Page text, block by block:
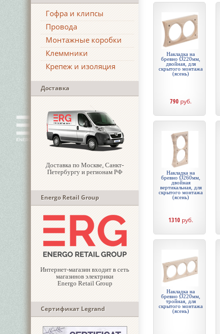
Гофра и клипсы
Провода
Монтажные коробки
Клеммники
Крепеж и изоляция
Доставка
Доставка по Москве, Санкт-
Петербургу и регионам РФ
Energo Retail Group
Интернет-магазин входит в сеть
магазинов электрики
Energo Retail Group
Сертификат Legrand
Накладка на
бревно Ø220мм,
двойная, для
скрытого монтажа
(ясень)
790 руб.
Накладка на
бревно Ø260мм,
двойная
вертикальная, для
скрытого монтажа
(ясень)
1310 руб.
Накладка на
бревно Ø220мм,
тройная, для
скрытого монтажа
(ясень)